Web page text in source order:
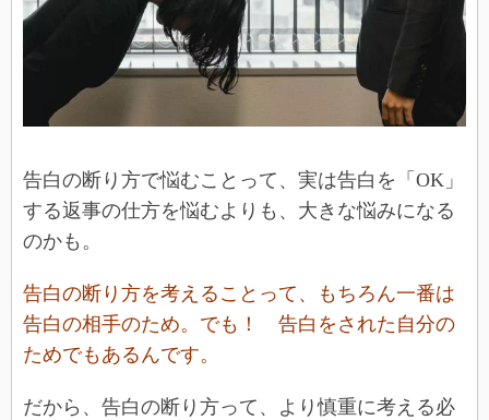
告白の断り方で悩むことって、実は告白を「OK」
する返事の仕方を悩むよりも、大きな悩みになる
のかも。
告白の断り方を考えることって、もちろん一番は
告白の相手のため。でも！ 告白をされた自分の
ためでもあるんです。
だから、告白の断り方って、より慎重に考える必